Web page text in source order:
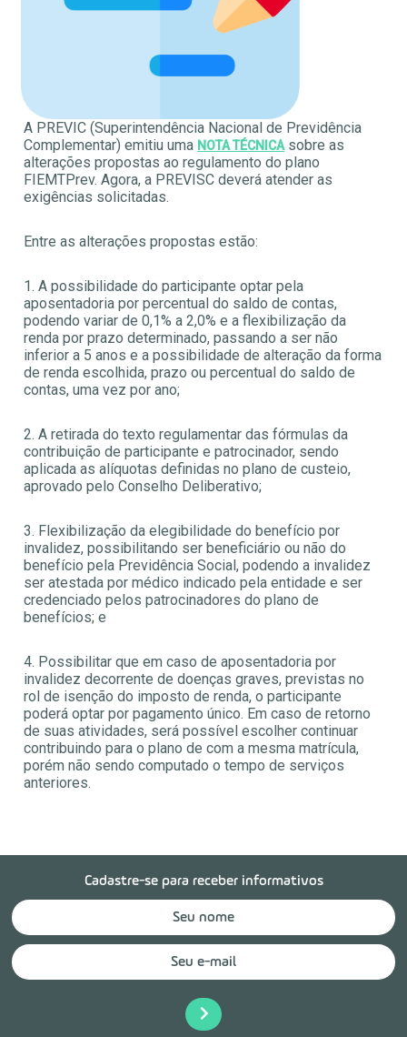
A PREVIC (Superintendência Nacional de Previdência
Complementar) emitiu uma NOTA TÉCNICAsobre as
alterações propostas ao regulamento do plano
FIEMTPrev. Agora, a PREVISC deverá atender as
exigências solicitadas.
Entre as alterações propostas estão:
1. A possibilidade do participante optar pela
aposentadoria por percentual do saldo de contas,
podendo variar de 0,1% a 2,0% e a flexibilização da
renda por prazo determinado, passando a ser não
inferior a 5 anos e a possibilidade de alteração da forma
de renda escolhida, prazo ou percentual do saldo de
contas, uma vez por ano;
2. A retirada do texto regulamentar das fórmulas da
contribuição de participante e patrocinador, sendo
aplicada as alíquotas definidas no plano de custeio,
aprovado pelo Conselho Deliberativo;
3. Flexibilização da elegibilidade do benefício por
invalidez, possibilitando ser beneficiário ou não do
benefício pela Previdência Social, podendo a invalidez
ser atestada por médico indicado pela entidade e ser
credenciado pelos patrocinadores do plano de
benefícios; e
4. Possibilitar que em caso de aposentadoria por
invalidez decorrente de doenças graves, previstas no
rol de isenção do imposto de renda, o participante
poderá optar por pagamento único. Em caso de retorno
de suas atividades, será possível escolher continuar
contribuindo para o plano de com a mesma matrícula,
porém não sendo computado o tempo de serviços
anteriores.
Cadastre-se para receber informativos